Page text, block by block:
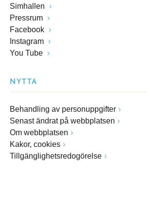
Simhallen
Pressrum
Facebook
Instagram
You Tube
NYTTA
Behandling av personuppgifter
Senast ändrat på webbplatsen
Om webbplatsen
Kakor, cookies
Tillgänglighetsredogörelse